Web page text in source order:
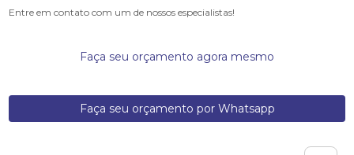
Entre em contato com um de nossos especialistas!
Faça seu orçamento agora mesmo
Faça seu orçamento por Whatsapp